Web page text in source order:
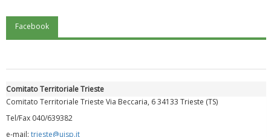
"Superare gli ostacoli": la relazione di Tiziano Pesce al CN Uisp
Facebook
Comitato Territoriale Trieste
Comitato Territoriale Trieste Via Beccaria, 6 34133 Trieste (TS)
Tel/Fax 040/639382
e-mail: trieste@uisp.it